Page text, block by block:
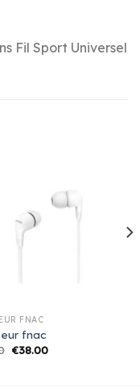
Fil Sport Universel
FNAC
fnac
€38.00